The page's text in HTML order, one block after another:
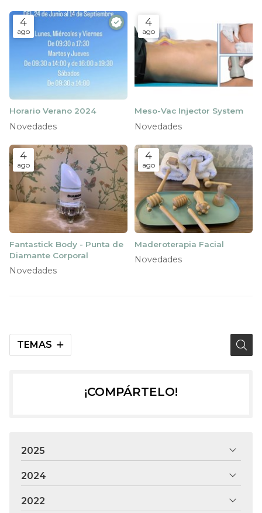
TEMAS
4
ago
Horario Verano 2024
Novedades
4
ago
Meso-Vac Injector System
Novedades
4
ago
Fantastick Body - Punta de
Diamante Corporal
Novedades
4
ago
Maderoterapia Facial
Novedades
¡COMPÁRTELO!
2025
2024
2022